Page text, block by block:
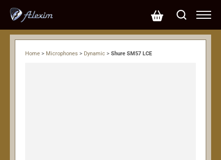
Home > Microphones > Dynamic > Shure SM57 LCE